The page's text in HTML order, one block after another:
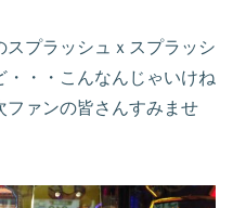
プラッシュｘスプラッシ
・・・こんなんじゃいけね
ファンの皆さんすみませ